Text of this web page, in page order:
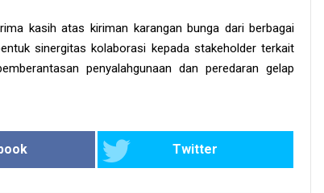
kasih atas kiriman karangan bunga dari berbagai
sinergitas kolaborasi kepada stakeholder terkait
penyalahgunaan dan peredaran gelap
Twitter